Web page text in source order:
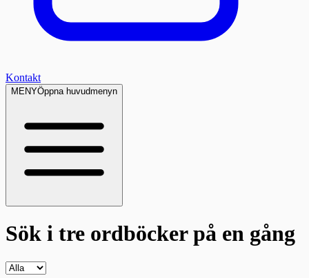
Kontakt
MENYÖppna huvudmenyn
Sök i tre ordböckerpå en gång